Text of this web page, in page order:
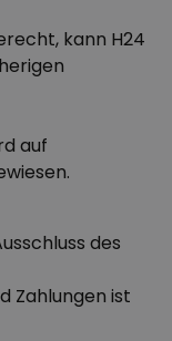
kann H24
auf
des
Zahlungen ist